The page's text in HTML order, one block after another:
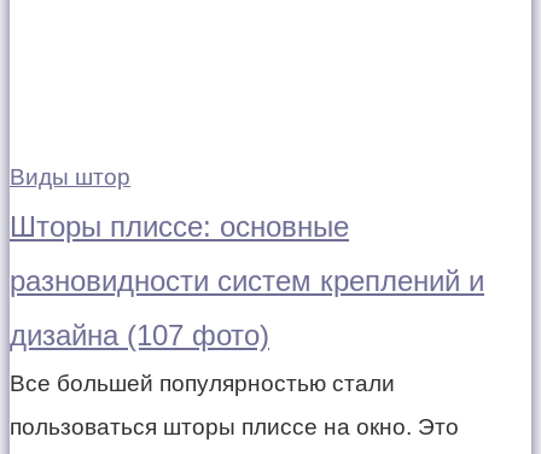
Виды штор
Шторы плиссе: основные
разновидности систем креплений и
дизайна (107 фото)
Все большей популярностью стали
пользоваться шторы плиссе на окно. Это